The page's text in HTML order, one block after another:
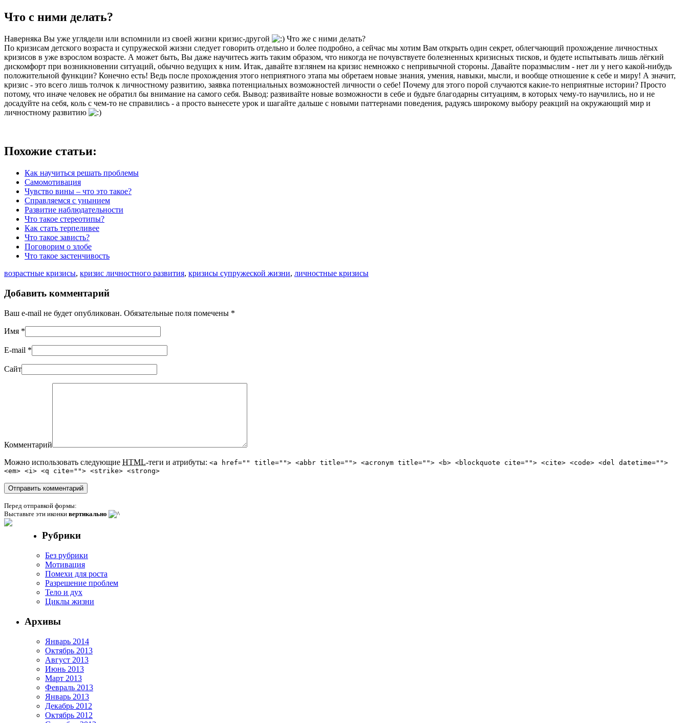
Что с ними делать?
Наверняка Вы уже углядели или вспомнили из своей жизни кризис-другой
Что же с ними делать?
По кризисам детского возраста и супружеской жизни следует говорить отдельно и более подробно, а сейчас мы хотим Вам открыть один секрет, облегчающий прохождение личностных
кризисов в уже взрослом возрасте. А может быть, Вы даже научитесь жить таким образом, что никогда не почувствуете болезненных кризисных тисков, и будете испытывать лишь лёгкий
дискомфорт при возникновении ситуаций, обычно ведущих к ним. Итак, давайте взглянем на кризис немножко с непривычной стороны. Давайте поразмыслим - нет ли у него какой-нибудь
положительной функции? Конечно есть! Ведь после прохождения этого неприятного этапа мы обретаем новые знания, умения, навыки, мысли, и вообще отношение к себе и миру! А значит,
кризис - это всего лишь толчок к личностному развитию, заявка потенциальных возможностей личности о себе! Почему для этого порой случаются какие-то неприятные истории? Просто
потому, что иначе человек не обратил бы внимание на самого себя. Вывод: развивайте новые возможности в себе и будьте благодарны ситуациям, в которых чему-то научились, но и не
досадуйте на себя, коль с чем-то не справились - а просто вынесете урок и шагайте дальше с новыми паттернами поведения, радуясь широкому выбору реакций на окружающий мир и
личностному развитию
Похожие статьи:
Как научиться решать проблемы
Самомотивация
Чувство вины – что это такое?
Справляемся с унынием
Развитие наблюдательности
Что такое стереотипы?
Как стать терпеливее
Что такое зависть?
Поговорим о злобе
Что такое застенчивость
возрастные кризисы, кризис личностного развития, кризисы супружеской жизни, личностные кризисы
Добавить комментарий
Ваш e-mail не будет опубликован. Обязательные поля помечены *
Имя *
E-mail *
Сайт
Комментарий
Можно использовать следующие HTML-теги и атрибуты: <a href="" title=""> <abbr title=""> <acronym title=""> <b> <blockquote cite=""> <cite> <code> <del datetime="">
<em> <i> <q cite=""> <strike> <strong>
Перед отправкой формы:
Выставьте эти иконки вертикально
Рубрики
Без рубрики
Мотивация
Помехи для роста
Разрешение проблем
Тело и дух
Циклы жизни
Архивы
Январь 2014
Октябрь 2013
Август 2013
Июнь 2013
Март 2013
Февраль 2013
Январь 2013
Декабрь 2012
Октябрь 2012